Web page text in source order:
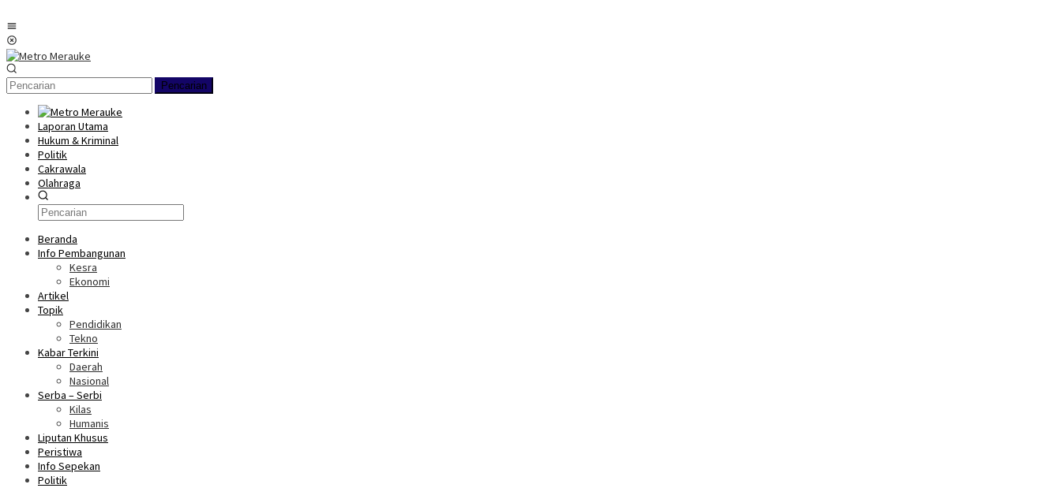
ke
konten
Pencarian
Laporan Utama
Hukum & Kriminal
Politik
Cakrawala
Olahraga
Beranda
Info Pembangunan
Kesra
Ekonomi
Artikel
Topik
Pendidikan
Tekno
Kabar Terkini
Daerah
Nasional
Serba – Serbi
Kilas
Humanis
Liputan Khusus
Peristiwa
Info Sepekan
Politik